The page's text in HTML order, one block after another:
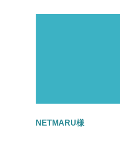
NETMARU様